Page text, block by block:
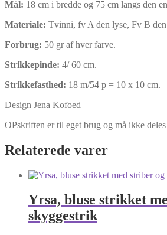
Mål: 18 cm i bredde og 75 cm langs den
Materiale: Tvinni, fv A den lyse, Fv B
Forbrug: 50 gr af hver farve.
Strikkepinde: 4/ 60 cm.
Strikkefasthed: 18 m/54 p = 10 x 10 cm.
Design Jena Kofoed
OPskriften er til eget brug og må ikke
Relaterede varer
Yrsa, bluse strikket
skyggestrik